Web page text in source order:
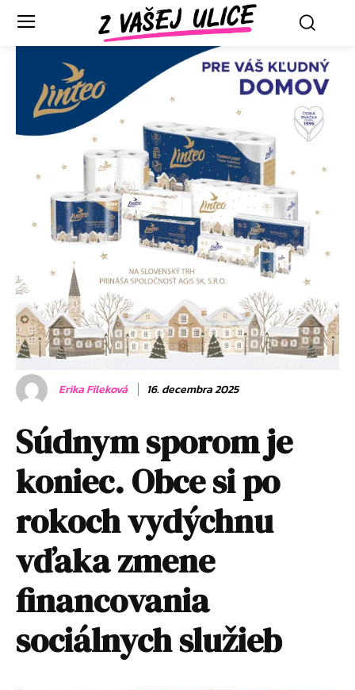
Erika Fileková 16. decembra 2025
Súdnym sporom je
koniec. Obce si po
rokoch vydýchnu
vďaka zmene
financovania
sociálnych služieb